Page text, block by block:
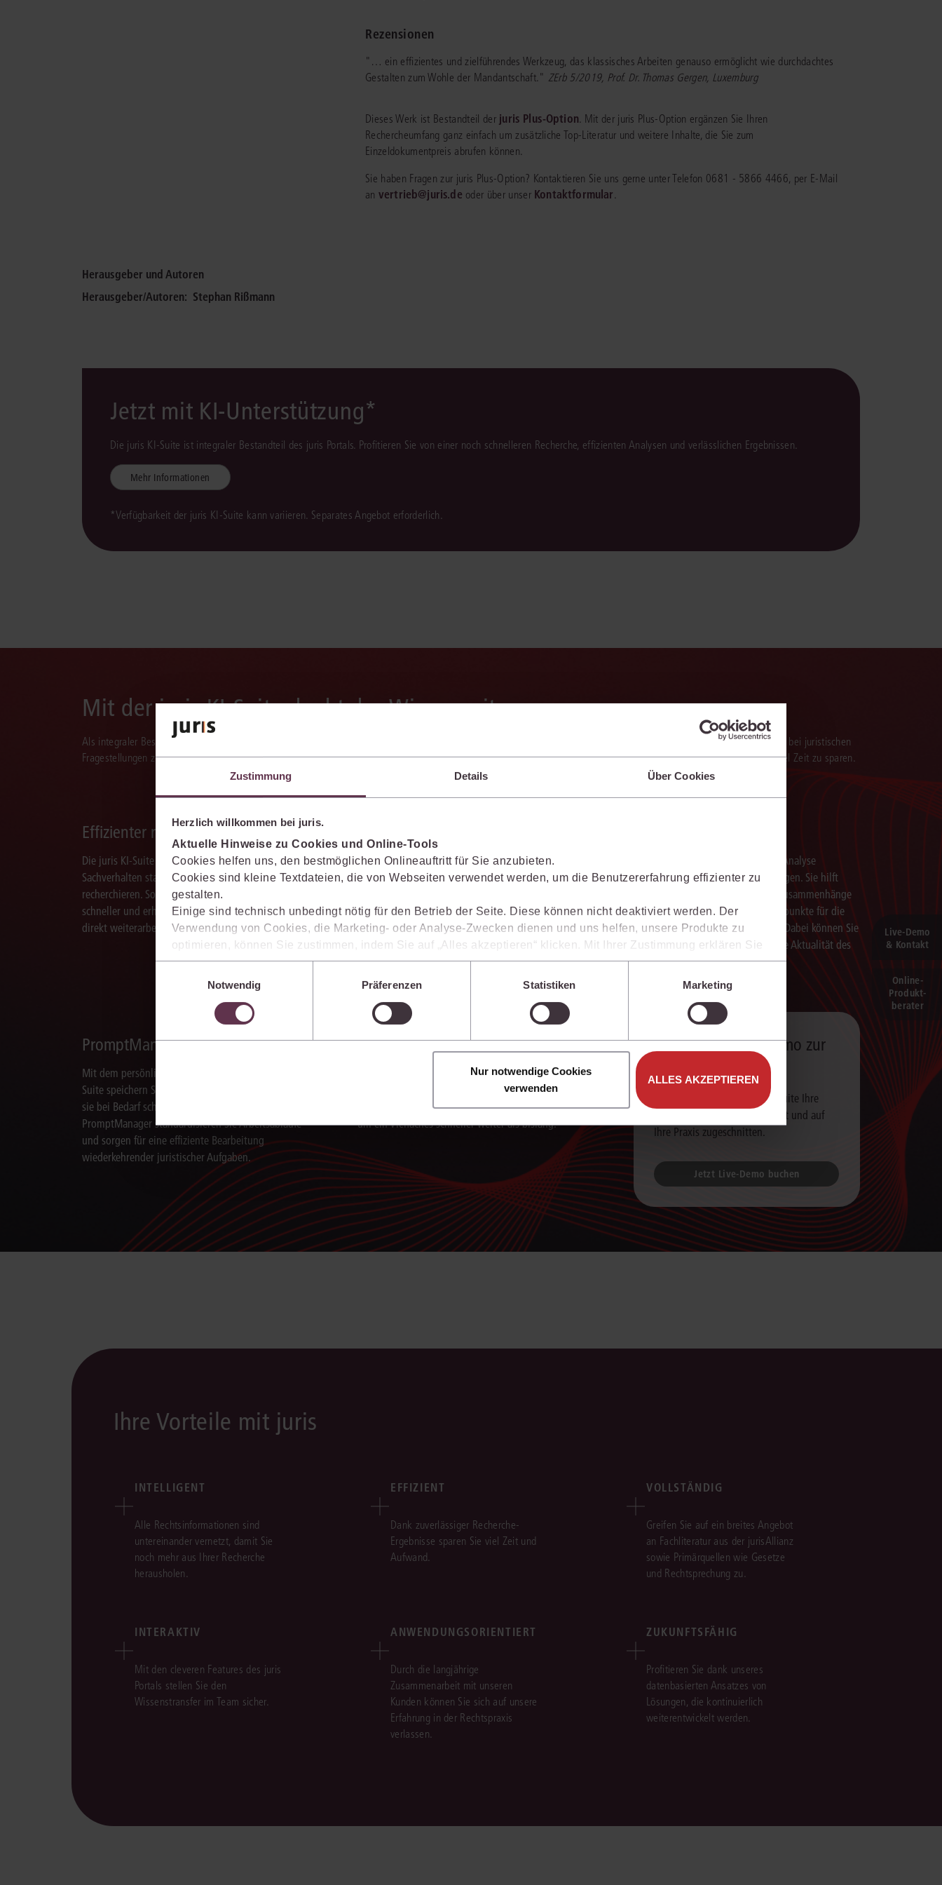
Zustimmung Details Über Cookies
Herzlich willkommen bei juris.
Aktuelle Hinweise zu Cookies und Online-Tools
Cookies helfen uns, den bestmöglichen Onlineauftritt für Sie anzubieten.
Cookies sind kleine Textdateien, die von Webseiten verwendet werden, um die Benutzererfahrung effizienter zu
gestalten.
Einige sind technisch unbedingt nötig für den Betrieb der Seite. Diese können nicht deaktiviert werden. Der
Verwendung von Cookies, die Marketing- oder Analyse-Zwecken dienen und uns helfen, unsere Produkte zu
optimieren, können Sie zustimmen, indem Sie auf „Alles akzeptieren“ klicken. Mit Ihrer Zustimmung erklären Sie
sich auch damit einverstanden, dass die mittels der Cookies erhobenen Daten möglicherweise in Drittländer (z.B.
die USA) übermittelt werden, die ein niedrigeres Datenschutzniveau als die EU aufweisen.
im Cookiebanner sowie in unseren
Hinweisen zum Datenschutz
Notwendig
Präferenzen Statistiken Marketing
Nur notwendige Cookies
verwenden
ALLES AKZEPTIEREN
Miet- und Wohneigentumsrecht
Rezensionen
"… ein effizientes und zielführendes Werkzeug, das klassisches Arbeiten genauso ermöglicht wie durchdachtes
Gestalten zum Wohle der Mandantschaft." ZErb 5/2019, Prof. Dr. Thomas Gergen, Luxemburg
Dieses Werk ist Bestandteil der juris Plus-Option. Mit der juris Plus-Option ergänzen Sie Ihren
Rechercheumfang ganz einfach um zusätzliche Top-Literatur und weitere Inhalte, die Sie zum
Einzeldokumentpreis abrufen können.
Sie haben Fragen zur juris Plus-Option? Kontaktieren Sie uns gerne unter Telefon 0681 - 5866 4466, per E-Mail
an vertrieb@juris.de oder über unser Kontaktformular.
Herausgeber und Autoren
Herausgeber/Autoren: Stephan Rißmann
Jetzt mit KI-Unterstützung*
Die juris KI-Suite ist integraler Bestandteil des juris Portals. Profitieren Sie von einer noch schnelleren Recherche, effizienten Analysen und verlässlichen Ergebnissen.
Mehr Informationen
*Verfügbarkeit der juris KI-Suite kann variieren. Separates Angebot erforderlich.
Mit der juris KI-Suite denkt das Wissen mit.
Als integraler Bestandteil des juris Portals unterstützt Sie die juris KI-Suite nicht nur bei der Recherche, sondern auch bei der Weiterverarbeitung der Ergebnisse. Sie hilft, bei juristischen
Fragestellungen zu recherchieren, zu analysieren, relevante Inhalte einzuordnen, Argumentationen transparent zu belegen und mit darauf aufbauenden Textentwürfen viel Zeit zu sparen.
Effizienter recherchieren
Die juris KI-Suite ermöglicht Ihnen, nach ganzen
Sachverhalten statt nur nach Stichworten zu
recherchieren. So finden Sie relevante Inhalte
schneller und erhalten Ergebnisse, mit denen Sie
direkt weiterarbeiten können.
Die juris KI-Suite belegt ihre Ergebnisse mit
nachvollziehbaren, zitierfähigen Quellenverweisen.
fachlich einordnen und auf einer belastbaren
Grundlage weiterverarbeiten.
Die juris KI-Suite beschleunigt die Analyse
komplexer juristischer Fragestellungen. Sie hilft
dabei, Sachverhalte einzuordnen, Zusammenhänge
zu erkennen und belastbare Ansatzpunkte für die
weitere Bearbeitung zu gewinnen. Dabei können Sie
sich auf die Quellenqualität und die Aktualität des
juris Datenraums verlassen.
PromptManager
Mit dem persönlichen PromptManager der juris KI-
Suite speichern Sie Aufträge an die KI und nutzen
sie bei Bedarf schnell erneut. Mit dem
PromptManager standardisieren Sie Arbeitsabläufe
und sorgen für eine effiziente Bearbeitung
wiederkehrender juristischer Aufgaben.
Texte blitzschnell erstellen
Die juris KI-Suite erstellt in Sekunden Textentwürfe
für Schriftsätze, Stellungnahmen und andere
Dokumente. So verarbeiten Sie Rechercheergebnisse
um ein Vielfaches schneller weiter als bislang.
15 Minuten Live-Demo zur
Erfahren Sie, wie die juris KI-Suite Ihre
Arbeit unterstützt – live erklärt und auf
Ihre Praxis zugeschnitten.
Jetzt Live-Demo buchen
Ihre Vorteile mit juris
INTELLIGENT
Alle Rechtsinformationen sind
untereinander vernetzt, damit Sie
noch mehr aus Ihrer Recherche
herausholen.
EFFIZIENT
Dank zuverlässiger Recherche-
Ergebnisse sparen Sie viel Zeit und
Aufwand.
VOLLSTÄNDIG
Greifen Sie auf ein breites Angebot
an Fachliteratur aus der jurisAllianz
sowie Primärquellen wie Gesetze
und Rechtsprechung zu.
INTERAKTIV
Mit den cleveren Features des juris
Portals stellen Sie den
Wissenstransfer im Team sicher.
ANWENDUNGSORIENTIERT
Durch die langjährige
Zusammenarbeit mit unseren
Kunden können Sie sich auf unsere
Erfahrung in der Rechtspraxis
verlassen.
ZUKUNFTSFÄHIG
Profitieren Sie dank unseres
datenbasierten Ansatzes von
Lösungen, die kontinuierlich
weiterentwickelt werden.
Live‑Demo
& Kontakt
Online-
Produkt­
berater